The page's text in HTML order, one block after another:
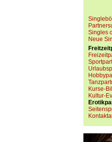
Singles
Neue
Kurse-
Kultur-